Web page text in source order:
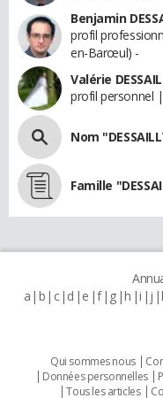
Benjamin
profil
en-Barœul) -
Valérie
profil personnel
Nom
Famille
a b c d e f g h i j
Qui sommes nous
Données personnelles
Tous les articles